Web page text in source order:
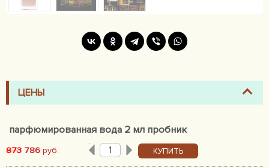
ЦЕНЫ
парфюмированная вода 2 мл пробник
873 786 руб. КУПИТЬ